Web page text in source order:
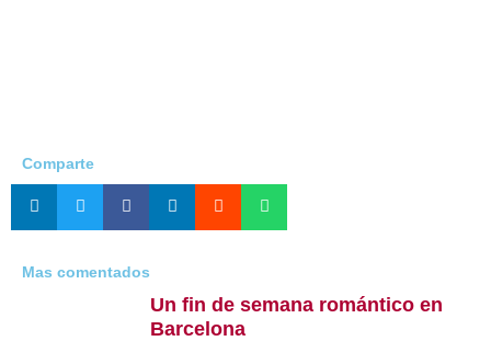
Comparte
Mas comentados
Un fin de semana romántico en
Barcelona